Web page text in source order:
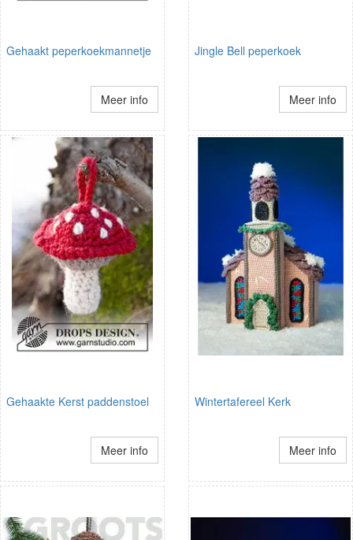
Gehaakt peperkoekmannetje
Meer info
Jingle Bell peperkoek
Meer info
Gehaakte Kerst paddenstoel
Meer info
Wintertafereel Kerk
Meer info